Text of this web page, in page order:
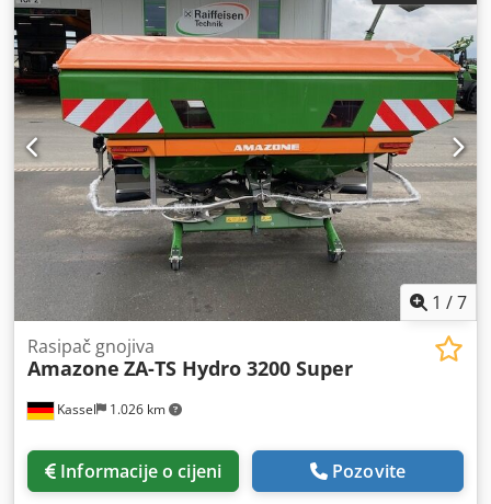
1 /7
Kassel 1.026 km
Rasipač gnojiva
Amazone ZA-TS Hydro 3200 Super
Informacije o cijeni Pozovite